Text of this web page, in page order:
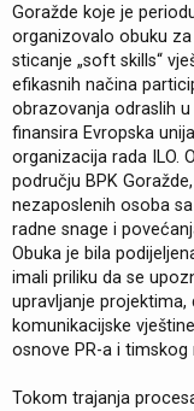
Goražde koje je
organizovalo obuku
sticanje „soft skills“
efikasnih načina
obrazovanja odraslih
finansira Evropska
organizacija rada ILO.
području BPK
nezaposlenih osoba
radne snage i
Obuka je bila
imali priliku da se
upravljanje projektima,
komunikacijske
osnove PR-a i timskog
Tokom trajanja